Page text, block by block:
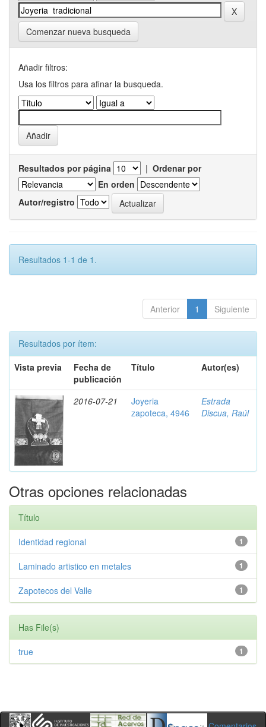
Comenzar nueva busqueda
Añadir filtros:
Usa los filtros para afinar la busqueda.
Resultados por página | Ordenar por
En orden
Autor/registro
Resultados 1-1 de 1.
Anterior 1 Siguiente
Resultados por ítem:
Vista previa
Fecha de
publicación
Título Autor(es)
2016-07-21
Joyeria
zapoteca, 4946
Estrada
Discua, Raúl
Otras opciones relacionadas
Título
1
Identidad regional
1
Laminado artistico en metales
1
Zapotecos del Valle
Has File(s)
1
true